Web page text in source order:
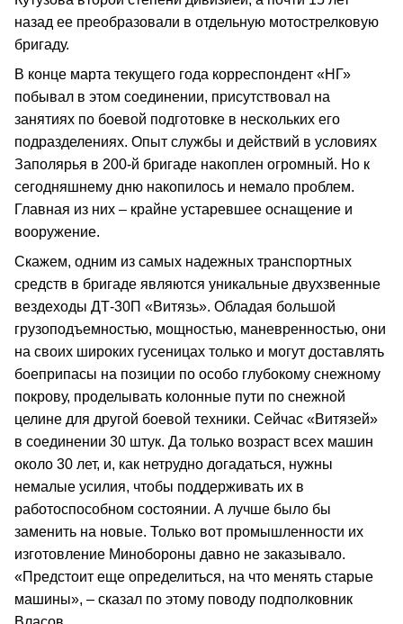
назад ее преобразовали в отдельную мотострелковую
бригаду.
В конце марта текущего года корреспондент «НГ»
побывал в этом соединении, присутствовал на
занятиях по боевой подготовке в нескольких его
подразделениях. Опыт службы и действий в условиях
Заполярья в 200-й бригаде накоплен огромный. Но к
сегодняшнему дню накопилось и немало проблем.
Главная из них – крайне устаревшее оснащение и
вооружение.
Скажем, одним из самых надежных транспортных
средств в бригаде являются уникальные двухзвенные
вездеходы ДТ-30П «Витязь». Обладая большой
грузоподъемностью, мощностью, маневренностью, они
на своих широких гусеницах только и могут доставлять
боеприпасы на позиции по особо глубокому снежному
покрову, проделывать колонные пути по снежной
целине для другой боевой техники. Сейчас «Витязей»
в соединении 30 штук. Да только возраст всех машин
около 30 лет, и, как нетрудно догадаться, нужны
немалые усилия, чтобы поддерживать их в
работоспособном состоянии. А лучше было бы
заменить на новые. Только вот промышленности их
изготовление Минобороны давно не заказывало.
«Предстоит еще определиться, на что менять старые
машины», – сказал по этому поводу подполковник